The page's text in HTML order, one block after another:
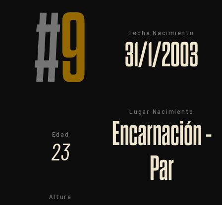
#9 Fecha Nacimiento
31/1/2003
Edad
23
Lugar Nacimiento
Encarnación -
Par
Altura